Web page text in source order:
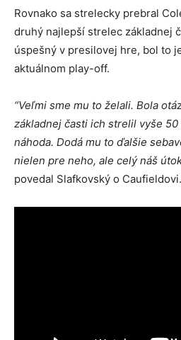
Rovnako sa strelecky prebral
druhý najlepší strelec základnej
úspešný v presilovej hre, bol to
aktuálnom play-off.
“Veľmi sme mu to želali. Bola
základnej časti ich strelil vyše
náhoda. Dodá mu to ďalšie
nielen pre neho, ale celý náš
povedal Slafkovský o Caufieldovi.